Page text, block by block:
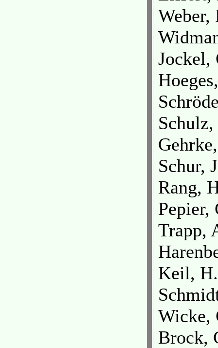
Jockel,
Schur,
Rang,
Pepier,
Trapp,
Keil,
Wicke,
Brock,